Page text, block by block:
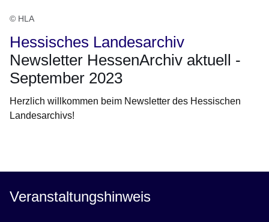
© HLA
Hessisches Landesarchiv
Newsletter HessenArchiv aktuell -
September 2023
Herzlich willkommen beim Newsletter des Hessischen
Landesarchivs!
Veranstaltungshinweis